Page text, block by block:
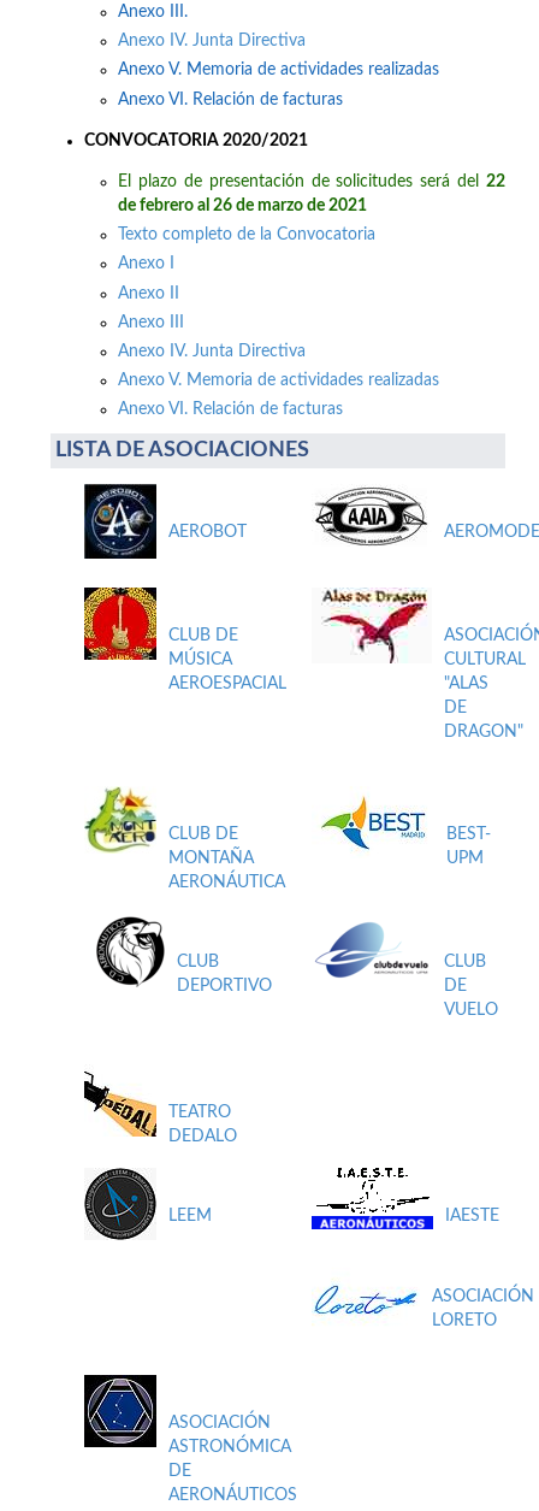
Anexo III.
Anexo IV. Junta Directiva
Anexo V. Memoria de actividades realizadas
Anexo VI. Relación de facturas
CONVOCATORIA 2020/2021
El plazo de presentación de solicitudes será del 22
de febrero al 26 de marzo de 2021
Texto completo de la Convocatoria
Anexo I
Anexo II
Anexo III
Anexo IV. Junta Directiva
Anexo V. Memoria de actividades realizadas
Anexo VI. Relación de facturas
LISTA DE ASOCIACIONES
AEROBOT
CLUB DE
MÚSICA
AEROESPACIAL
CULTURAL
"ALAS
DE
DRAGON"
CLUB DE
MONTAÑA
AERONÁUTICA
BEST-
UPM
CLUB
DEPORTIVO
CLUB
DE
VUELO
TEATRO
DEDALO
LEEM IAESTE
ASOCIACIÓN
LORETO
ASOCIACIÓN
ASTRONÓMICA
DE
AERONÁUTICOS